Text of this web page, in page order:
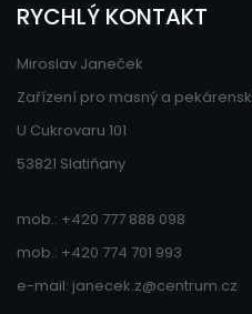
RYCHLÝ KONTAKT
Miroslav Janeček
Zařízení pro masný a
U Cukrovaru 101
53821 Slatiňany
mob.: +420 777 888 098
mob.: +420 774 701 993
e-mail: janecek.z@centrum.cz